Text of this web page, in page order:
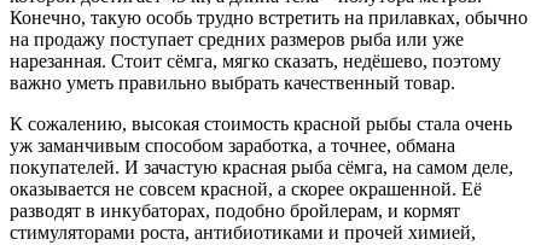
Конечно, такую особь трудно встретить на прилавках, обычно
на продажу поступает средних размеров рыба или уже
нарезанная. Стоит сёмга, мягко сказать, недёшево, поэтому
важно уметь правильно выбрать качественный товар.
К сожалению, высокая стоимость красной рыбы стала очень
уж заманчивым способом заработка, а точнее, обмана
покупателей. И зачастую красная рыба сёмга, на самом деле,
оказывается не совсем красной, а скорее окрашенной. Её
разводят в инкубаторах, подобно бройлерам, и кормят
стимуляторами роста, антибиотиками и прочей химией,